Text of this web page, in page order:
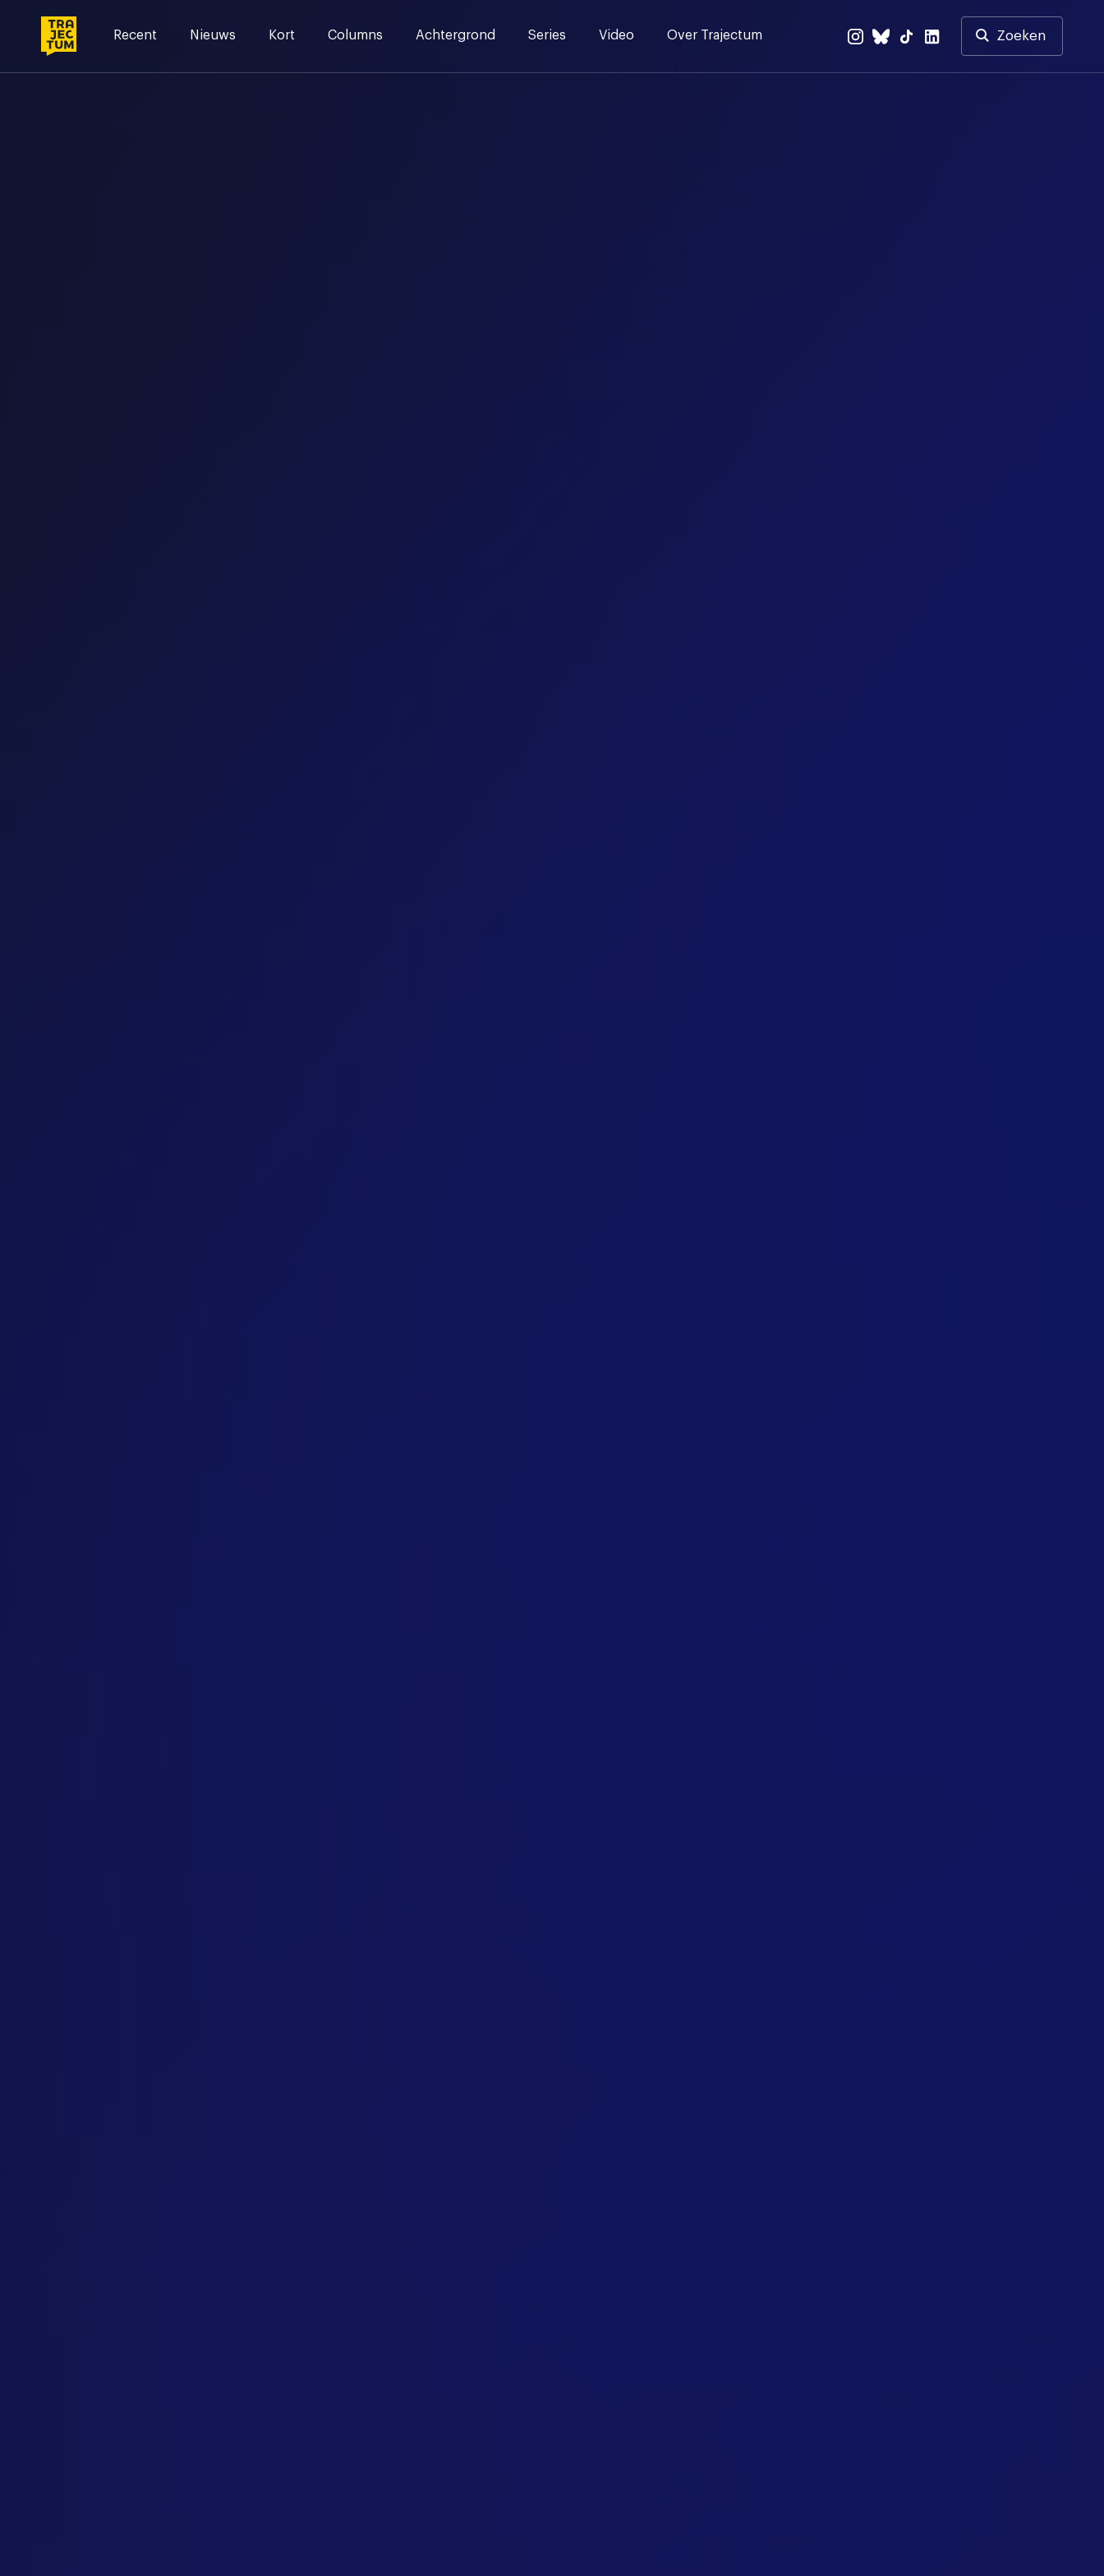
Recent Nieuws Kort Columns Achtergrond Series Video Over Trajectum Zoeken